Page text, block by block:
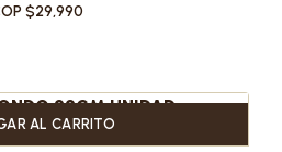
$29,990
AL CARRITO